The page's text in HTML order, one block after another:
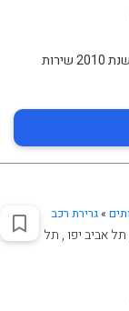
שירותי גרירה וחילוץ לכל סוגי הרכבים בהרמה מלאה משנת 2010 שירות
»גרירת רכב
ההגנה 122, תל אביב יפו , תל